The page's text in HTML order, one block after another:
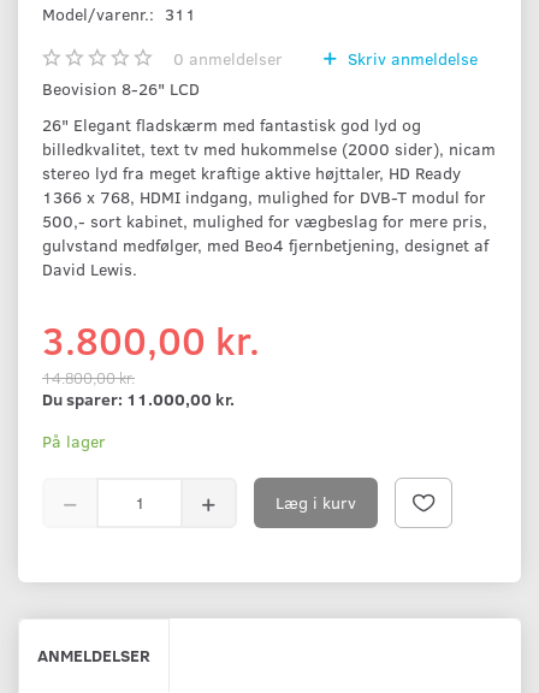
Model/varenr.: 311
0 anmeldelser
Skriv anmeldelse
Beovision 8-26" LCD
26" Elegant fladskærm med fantastisk god lyd og
billedkvalitet, text tv med hukommelse (2000 sider), nicam
stereo lyd fra meget kraftige aktive højttaler, HD Ready
1366 x 768, HDMI indgang, mulighed for DVB-T modul for
500,- sort kabinet, mulighed for vægbeslag for mere pris,
gulvstand medfølger, med Beo4 fjernbetjening, designet af
David Lewis.
3.800,00 kr.
14.800,00 kr.
Du sparer: 11.000,00 kr.
På lager
Læg i kurv
ANMELDELSER